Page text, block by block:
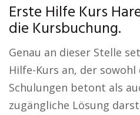
Erste Hilfe Kurs
die Kursbuchung.
Genau an dieser Stelle
Hilfe-Kurs an, der
Schulungen betont als
zugängliche Lösung